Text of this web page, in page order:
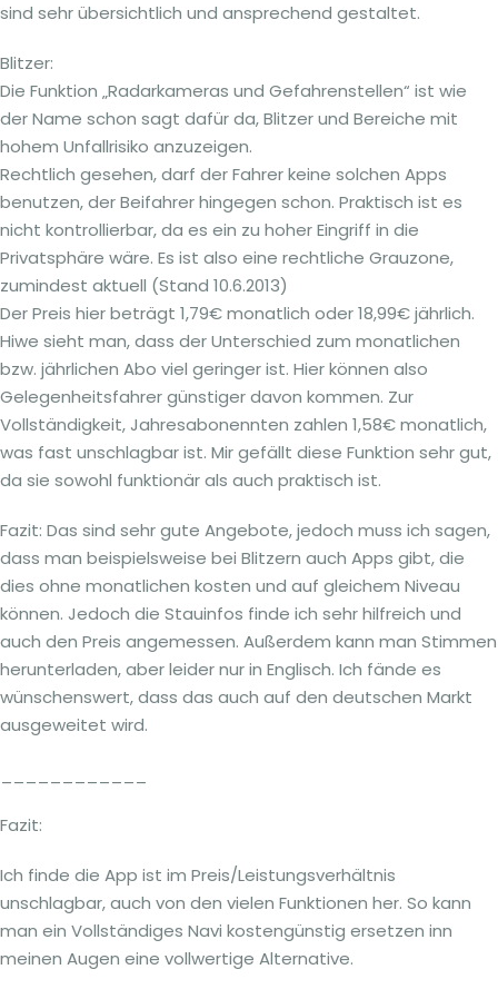
sind sehr übersichtlich und ansprechend gestaltet.
Blitzer:
Die Funktion „Radarkameras und Gefahrenstellen“ ist wie
der Name schon sagt dafür da, Blitzer und Bereiche mit
hohem Unfallrisiko anzuzeigen.
Rechtlich gesehen, darf der Fahrer keine solchen Apps
benutzen, der Beifahrer hingegen schon. Praktisch ist es
nicht kontrollierbar, da es ein zu hoher Eingriff in die
Privatsphäre wäre. Es ist also eine rechtliche Grauzone,
zumindest aktuell (Stand 10.6.2013)
Der Preis hier beträgt 1,79€ monatlich oder 18,99€ jährlich.
Hiwe sieht man, dass der Unterschied zum monatlichen
bzw. jährlichen Abo viel geringer ist. Hier können also
Gelegenheitsfahrer günstiger davon kommen. Zur
Vollständigkeit, Jahresabonennten zahlen 1,58€ monatlich,
was fast unschlagbar ist. Mir gefällt diese Funktion sehr gut,
da sie sowohl funktionär als auch praktisch ist.
Fazit: Das sind sehr gute Angebote, jedoch muss ich sagen,
dass man beispielsweise bei Blitzern auch Apps gibt, die
dies ohne monatlichen kosten und auf gleichem Niveau
können. Jedoch die Stauinfos finde ich sehr hilfreich und
auch den Preis angemessen. Außerdem kann man Stimmen
herunterladen, aber leider nur in Englisch. Ich fände es
wünschenswert, dass das auch auf den deutschen Markt
ausgeweitet wird.
Fazit:
Ich finde die App ist im Preis/Leistungsverhältnis
unschlagbar, auch von den vielen Funktionen her. So kann
man ein Vollständiges Navi kostengünstig ersetzen inn
meinen Augen eine vollwertige Alternative.